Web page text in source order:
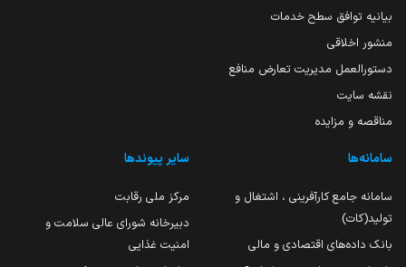
بیانیه توافق سطح خدمات
منشور اخلاقی
دستورالعمل مدیریت تعارض منافع
نقشه سایت
مناقصه و مزایده
سامانه‌ها
سامانه جامع کارآفرینی ، اشتغال و
تولید(کات)
بانک داده‌های اقتصادی و مالی
سایر پیوندها
مرکز ملی رقابت
دبیرخانه شورای عالی سلامت و
امنیت غذایی